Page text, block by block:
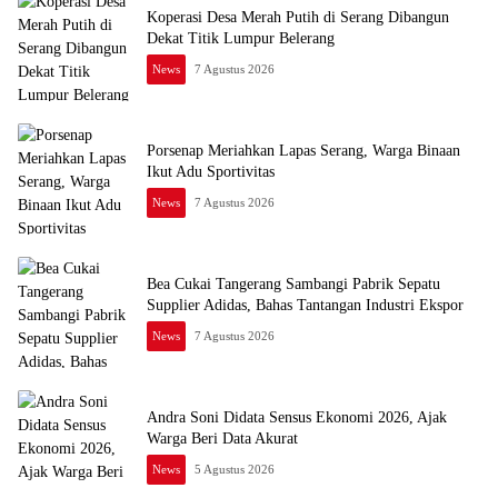
Koperasi Desa Merah Putih di Serang Dibangun
Dekat Titik Lumpur Belerang
News 7 Agustus 2026
Porsenap Meriahkan Lapas Serang, Warga Binaan
Ikut Adu Sportivitas
News 7 Agustus 2026
Bea Cukai Tangerang Sambangi Pabrik Sepatu
Supplier Adidas, Bahas Tantangan Industri Ekspor
News 7 Agustus 2026
Andra Soni Didata Sensus Ekonomi 2026, Ajak
Warga Beri Data Akurat
News 5 Agustus 2026